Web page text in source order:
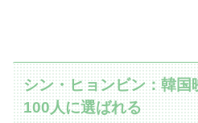
シン・ヒョンビン：韓国
100人に選ばれる